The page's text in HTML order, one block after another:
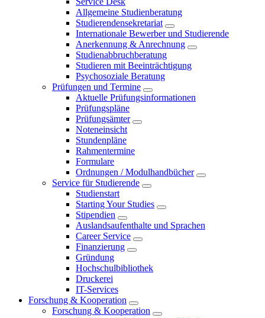
Allgemeine Studienberatung
Studierendensekretariat
Internationale Bewerber und Studierende
Anerkennung & Anrechnung
Studienabbruchberatung
Studieren mit Beeinträchtigung
Psychosoziale Beratung
Prüfungen und Termine
Aktuelle Prüfungsinformationen
Prüfungspläne
Prüfungsämter
Noteneinsicht
Stundenpläne
Rahmentermine
Formulare
Ordnungen / Modulhandbücher
Service für Studierende
Studienstart
Starting Your Studies
Stipendien
Auslandsaufenthalte und Sprachen
Career Service
Finanzierung
Gründung
Hochschulbibliothek
Druckerei
IT-Services
Forschung & Kooperation
Forschung & Kooperation